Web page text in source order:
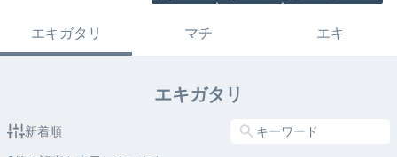
エキガタリ マチ エキ
エキガタリ
新着順